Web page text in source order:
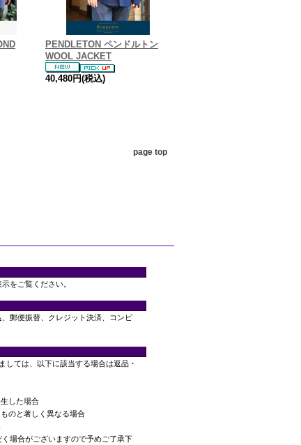
PENDLETON ペンドルトン
WOOL JACKET
40,480円(税込)
page top
をご覧ください。
郵便振替、クレジット決済、コンビ
しては、以下に該当する場合は返品・
した場合
のと著しく異なる場合
場合がございますので予めご了承下